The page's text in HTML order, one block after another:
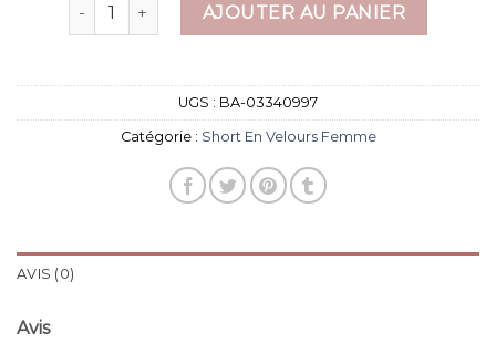
AJOUTER AU PANIER
UGS : BA-03340997
Catégorie : Short En Velours Femme
AVIS (0)
Avis